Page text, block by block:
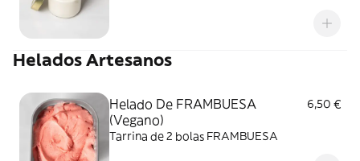
Helados Artesanos
Helado De FRAMBUESA
(Vegano)
6,50 €
Tarrina de 2 bolas FRAMBUESA